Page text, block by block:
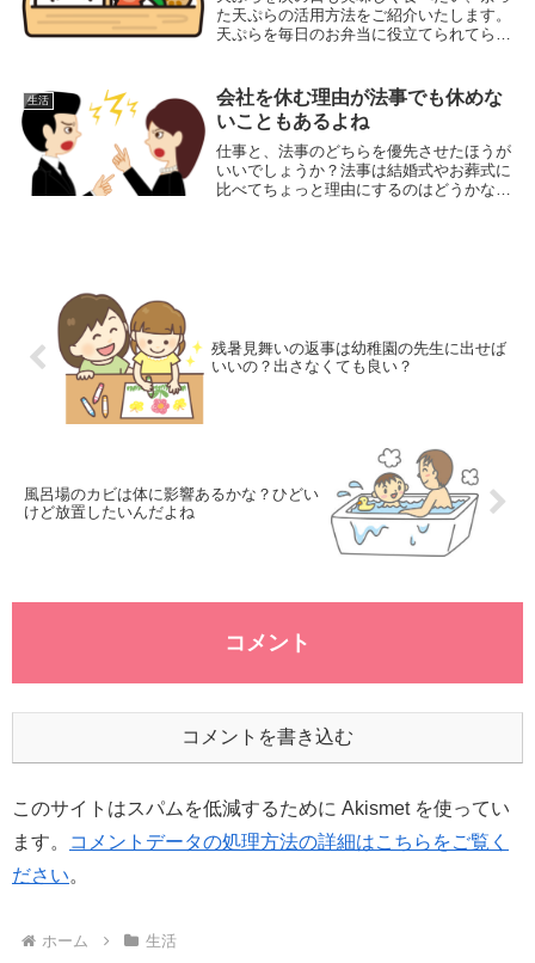
た天ぷらの活用方法をご紹介いたします。
天ぷらを毎日のお弁当に役立てられてら正
た、なんだかより脂っこく感じますよね。
生活
会社を休む理由が法事でも休めな
いこともあるよね
仕事と、法事のどちらを優先させたほうが
いいでしょうか？法事は結婚式やお葬式に
比べてちょっと理由にするのはどうかなと
残暑見舞いの返事は幼稚園の先生に出せば
いいの？出さなくても良い？
風呂場のカビは体に影響あるかな？ひどい
けど放置したいんだよね
コメント
コメントを書き込む
このサイトはスパムを低減するために Akismet を使ってい
ます。
コメントデータの処理方法の詳細はこちらをご覧く
ださい。
ホーム 生活